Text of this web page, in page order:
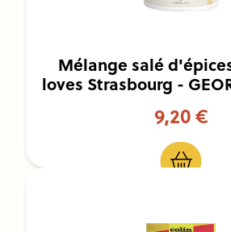
Mélange salé
loves Strasbourg -
9,20 €